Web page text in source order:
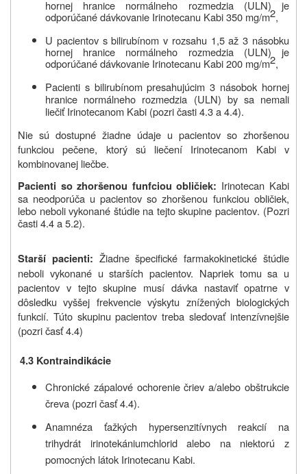
hornej hranice normálneho rozmedzia (ULN) je
odporúčané dávkovanie Irinotecanu Kabi350 mg/m2,
U pacientov s bilirubínom v rozsahu 1,5 až 3 násobku
hornej hranice normálneho rozmedzia
(ULN)
je
odporúčané dávkovanie Irinotecanu Kabi 200 mg/m2,
Pacienti s bilirubínom presahujúcim 3 násobok hornej
hranice normálneho rozmedzia (ULN) by sa nemali
liečiť Irinotecanom Kabi (pozri časti 4.3 a 4.4).
Nie sú dostupné žiadne údaje u pacientov so zhoršenou
funkciou pečene, ktorý sú liečení Irinotecanom Kabi v
kombinovanej liečbe.
Pacienti so zhoršenou funfciou obličiek: Irinotecan Kabi
sa neodporúča u pacientov so zhoršenou funkciou obličiek,
lebo neboli vykonané štúdie na tejto skupine pacientov. (Pozri
časti 4.4 a 5.2).
Starší pacienti: Žiadne špecifické farmakokinetické štúdie
neboli vykonané u starších pacientov. Napriek tomu sa u
pacientov v tejto skupine musí dávka nastaviť opatrne v
dôsledku vyššej frekvencie výskytu znížených biologických
funkcií. Túto skupinu pacientov treba sledovať intenzívnejšie
(pozri časť 4.4)
4.3 Kontraindikácie
Chronické zápalové ochorenie čriev a/alebo obštrukcie
čreva (pozri časť 4.4).
Anamnéza ťažkých hypersenzitívnych reakcií na
trihydrát irinotekániumchlorid alebo na niektorú z
pomocných látok Irinotecanu Kabi.